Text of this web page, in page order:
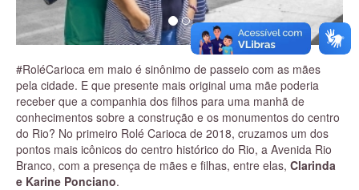
#RoléCarioca em maio é sinônimo de passeio com as mães
pela cidade. E que presente mais original uma mãe poderia
receber que a companhia dos filhos para uma manhã de
conhecimentos sobre a construção e os monumentos do centro
do Rio? No primeiro Rolé Carioca de 2018, cruzamos um dos
pontos mais icônicos do centro histórico do Rio, a Avenida Rio
Branco, com a presença de mães e filhas, entre elas, Clarinda
e Karine Ponciano.